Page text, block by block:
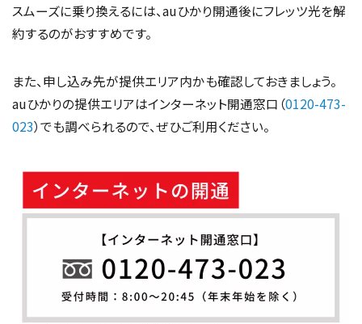
スムーズに乗り換えるには、auひかり開通後にフレッツ光を解
約するのがおすすめです。
また、申し込み先が提供エリア内かも確認しておきましょう。
auひかりの提供エリアはインターネット開通窓口（0120-473-
023）でも調べられるので、ぜひご利用ください。